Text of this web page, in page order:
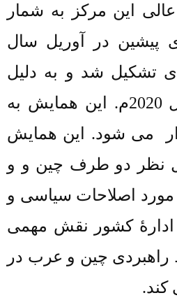
این مرکز به شمار
پیشین در آوریل سال
2019 میلادی تشکیل شد و به دلیل
شیوع کرونا از سال 2020م. این همایش به
می شود. این همایش
نظر دو طرف چین و و
اصلاحات سیاسی و
ادارۀ کشور نقش مهمی
راهبردی چین و عرب در
کند.